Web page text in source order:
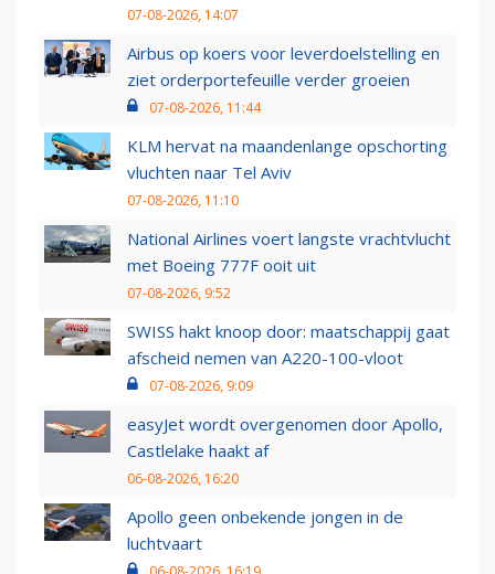
07-08-2026, 14:07
Airbus op koers voor leverdoelstelling en
ziet orderportefeuille verder groeien
07-08-2026, 11:44
KLM hervat na maandenlange opschorting
vluchten naar Tel Aviv
07-08-2026, 11:10
National Airlines voert langste vrachtvlucht
met Boeing 777F ooit uit
07-08-2026, 9:52
SWISS hakt knoop door: maatschappij gaat
afscheid nemen van A220-100-vloot
07-08-2026, 9:09
easyJet wordt overgenomen door Apollo,
Castlelake haakt af
06-08-2026, 16:20
Apollo geen onbekende jongen in de
luchtvaart